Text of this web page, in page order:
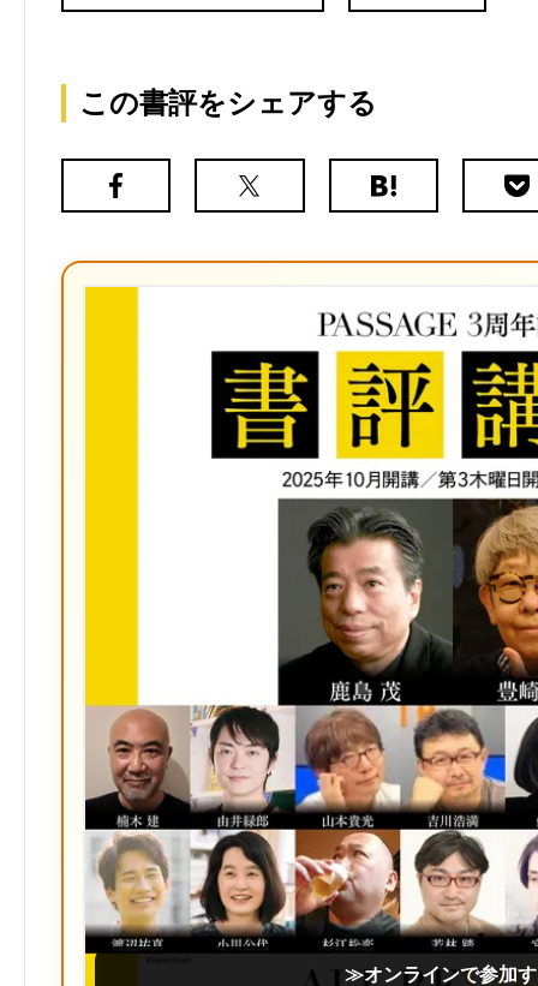
この書評をシェアする
Facebook
X（旧
は
ク
マ
ー
ク
≫オンラインで参加